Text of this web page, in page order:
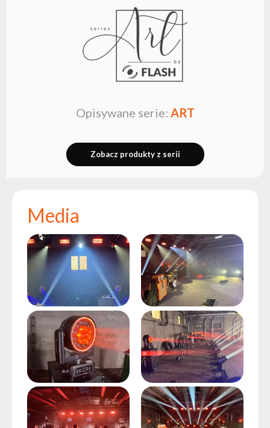
Opisywane serie: ART
Zobacz produkty z serii
Media